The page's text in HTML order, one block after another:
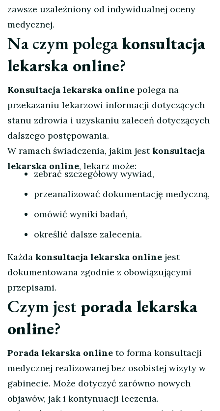
zawsze uzależniony od indywidualnej oceny
medycznej.
Na czym polega konsultacja
lekarska online?
Konsultacja lekarska online polega na
przekazaniu lekarzowi informacji dotyczących
stanu zdrowia i uzyskaniu zaleceń dotyczących
dalszego postępowania.
W ramach świadczenia, jakim jestkonsultacja
lekarska online, lekarz może:
zebrać szczegółowy wywiad,
przeanalizować dokumentację medyczną,
omówić wyniki badań,
określić dalsze zalecenia.
Każda konsultacja lekarska online jest
dokumentowana zgodnie z obowiązującymi
przepisami.
Czym jest porada lekarska
online?
Porada lekarska online to forma konsultacji
medycznej realizowanej bez osobistej wizyty w
gabinecie. Może dotyczyć zarówno nowych
objawów, jak i kontynuacji leczenia.